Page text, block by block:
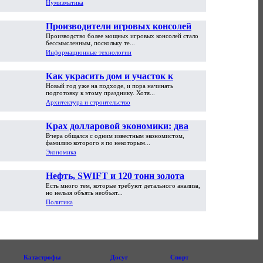
Нумизматика
Производители игровых консолей
достигли предела возможностей
Производство более мощных игровых консолей стало
бессмысленным, поскольку те...
Информационные технологии
Как украсить дом и участок к
Новому году
Новый год уже на подходе, и пора начинать
подготовку к этому празднику. Хотя...
Архитектура и строительство
Крах долларовой экономики: два
пути обрушения
Вчера общался с одним известным экономистом,
фамилию которого я по некоторым...
Экономика
Нефть, SWIFT и 120 тонн золота
Есть много тем, которые требуют детального анализа,
но нельзя объять необъят...
Политика
Катастрофы Досуг Спорт